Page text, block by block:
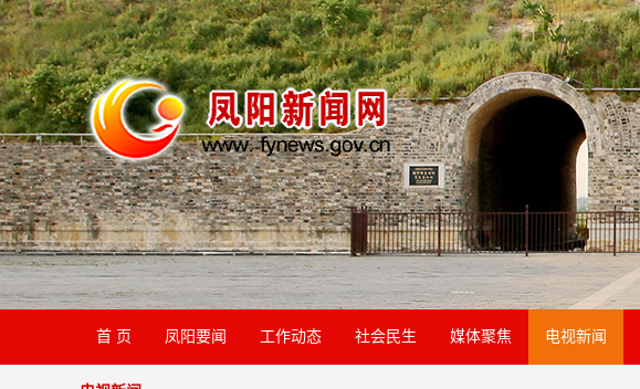
首 页 凤阳要闻 工作动态 社会民生 媒体聚焦 电视新闻